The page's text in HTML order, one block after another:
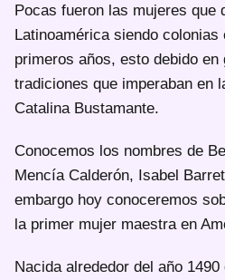
Pocas fueron las mujeres que
Latinoamérica siendo
primeros años, esto debido en
tradiciones que imperaban en
Catalina Bustamante.
Conocemos los nombres de
Mencía Calderón, Isabel
embargo hoy conoceremos
la primer mujer maestra en
Nacida alrededor del año 1490